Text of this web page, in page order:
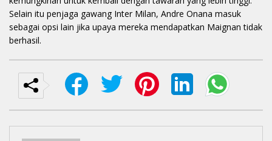
Selain itu penjaga gawang Inter Milan, Andre Onana masuk
sebagai opsi lain jika upaya mereka mendapatkan Maignan tidak
berhasil.